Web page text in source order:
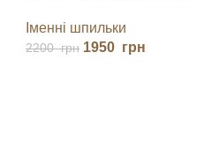
Іменні шпильки
2200грн 1950 грн